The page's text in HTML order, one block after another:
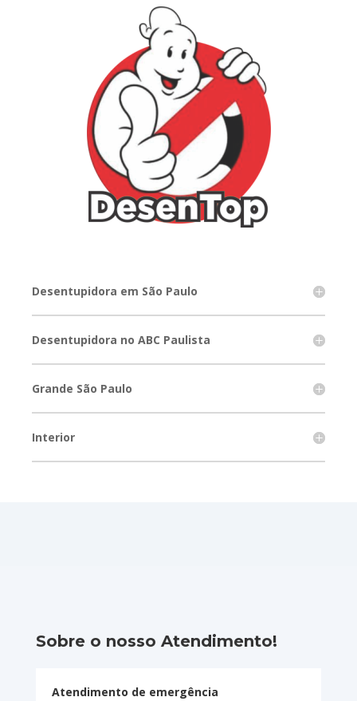
Desentupidora em São Paulo
Desentupidora no ABC Paulista
Grande São Paulo
Interior
Sobre o nosso Atendimento!
Atendimento de emergência